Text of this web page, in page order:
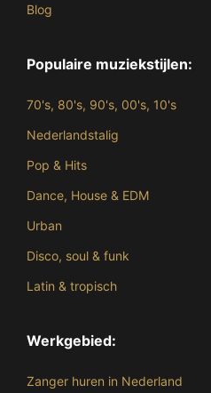
Blog
Populaire muziekstijlen:
70's, 80's, 90's, 00's, 10's
Nederlandstalig
Pop & Hits
Dance, House & EDM
Urban
Disco, soul & funk
Latin & tropisch
Werkgebied:
Zanger huren in Nederland